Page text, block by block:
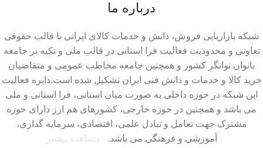
درباره ما
شبکه بازاریابی فروش، دانش و خدمات کالای ایرانی با قالب حقوقی
تعاونی و محدودیت فعالیت فرا استانی در قالب ملی و تکیه بر جامعه
بانوان توانگر کشور و همچنین جامعه مخاطب عمومی و متقاضیان
خرید کالا و خدمات و دانش فنی ایران تشکیل شده است.دایره فعالیت
این شبکه در حوزه داخلی به صورت میان استانی، فرا استانی و ملی
می باشد و همچنین در حوزه خارجی، کشورهای هم ارز دارای حوزه
مشترک جهت تعامل و تبادل علمی، اقتصادی، سرمایه گذاری،
آموزشی و فرهنگی می باشد.
مشاهده بیشتر